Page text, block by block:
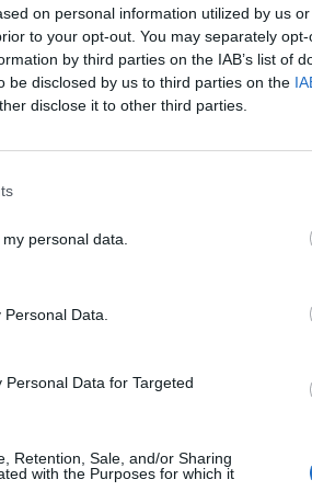
on personal information utilized by us
to your opt-out. You may separately
by third parties on the IAB’s list of
be disclosed by us to third parties on the
disclose it to other third parties.
personal data.
Data.
Data for Targeted
Retention, Sale, and/or Sharing
with the Purposes for which it
την Αυστραλία, αλλά
λόγους».
απεργιακών
σε πόλεις σε όλη τη
επιχείρηση για να
Πομπιντού, ένα άλλο